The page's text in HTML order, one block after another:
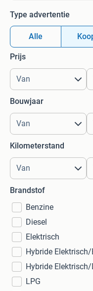
Type advertentie
Alle
Prijs
Bouwjaar
Kilometerstand
Brandstof
Benzine
Diesel
Elektrisch
Hybride
Hybride Elektrisch/
LPG